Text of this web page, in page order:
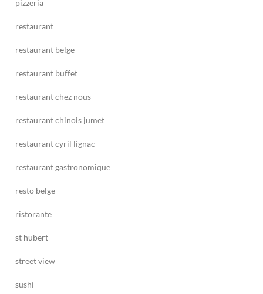
pizzeria
restaurant
restaurant belge
restaurant buffet
restaurant chez nous
restaurant chinois jumet
restaurant cyril lignac
restaurant gastronomique
resto belge
ristorante
st hubert
street view
sushi